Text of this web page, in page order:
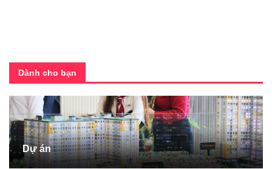
Dành cho bạn
Dự án